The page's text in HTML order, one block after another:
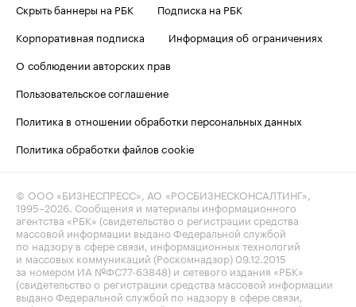
Скрыть баннеры на РБК
Подписка на РБК
Корпоративная подписка
Информация об ограничениях
О соблюдении авторских прав
Пользовательское соглашение
Политика в отношении обработки персональных данных
Политика обработки файлов cookie
© ООО «БИЗНЕСПРЕСС», АО «РОСБИЗНЕСКОНСАЛТИНГ»,
1995–2026. Сообщения и материалы информационного
агентства «РБК» (свидетельство о регистрации средства
массовой информации выдано Федеральной службой
по надзору в сфере связи, информационных технологий
и массовых коммуникаций (Роскомнадзор) 09.12.2015
за номером ИА №ФС77-63848) и сетевого издания «РБК»
(свидетельство о регистрации средства массовой информации
выдано Федеральной службой по надзору в сфере связи,